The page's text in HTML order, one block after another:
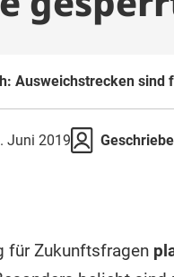
Ausweichstrecken sind
Juni 2019
für Zukunftsfragen